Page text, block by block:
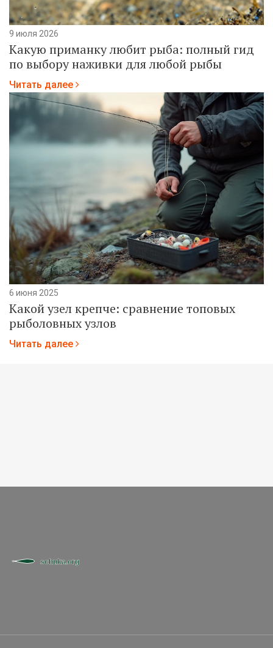
9 июля 2026
Какую приманку любит рыба: полный гид
по выбору наживки для любой рыбы
Читать далее
6 июня 2025
Какой узел крепче: сравнение топовых
рыболовных узлов
Читать далее